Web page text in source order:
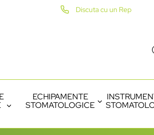
Discuta cu un Rep
ECHIPAMENTE
STOMATOLOGICE